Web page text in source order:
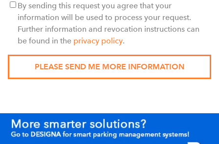
By sending this request you agree that your
information will be used to process your request.
Further information and revocation instructions can
be found in the privacy policy.